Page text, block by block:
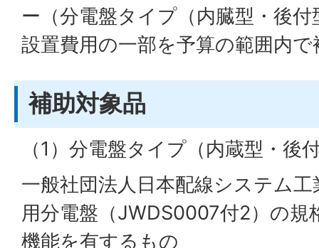
ー（分電盤タイプ（内臓型・後
設置費用の一部を予算の範囲内
補助対象品
（1）分電盤タイプ（内蔵型・後
一般社団法人日本配線システム
用分電盤（JWDS0007付2）の規
機能を有するもの